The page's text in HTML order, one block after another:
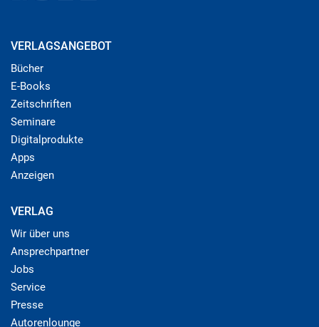
VERLAGSANGEBOT
Bücher
E-Books
Zeitschriften
Seminare
Digitalprodukte
Apps
Anzeigen
VERLAG
Wir über uns
Ansprechpartner
Jobs
Service
Presse
Autorenlounge